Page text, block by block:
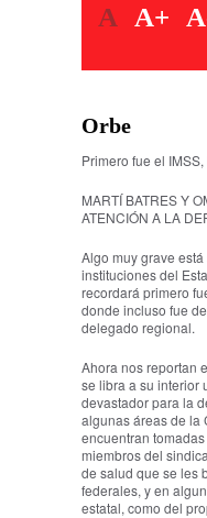
A A+
Orbe
Primero fue el
MARTÍ BATRES Y
ATENCIÓN A LA
Algo muy grave
instituciones del
recordará primero
donde incluso fue
delegado regional.
Ahora nos reportan
se libra a su interior
devastador para la
algunas áreas de la
encuentran
miembros del
de salud que se les
federales, y en
estatal, como del